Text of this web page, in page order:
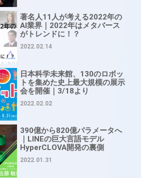
著名人11人が考える2022年の
AI業界｜2022年はメタバース
がトレンドに！？
2022.02.14
日本科学未来館、130のロボッ
トを集めた史上最大規模の展示
会を開催｜3/18より
2022.02.02
390億から820億パラメータへ
｜LINEの巨大言語モデル
HyperCLOVA開発の裏側
2022.01.31